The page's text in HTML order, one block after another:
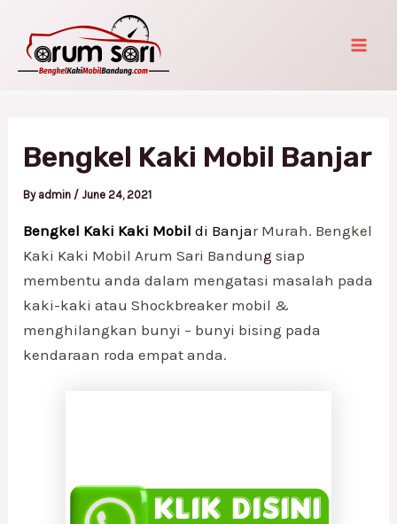
content
Bengkel Kaki Mobil Banjar
By admin /June 24, 2021
Bengkel Kaki Kaki Mobil di Banjar Murah. Bengkel
Kaki Kaki Mobil Arum Sari Bandung siap
membentu anda dalam mengatasi masalah pada
kaki-kaki atau Shockbreaker mobil &
menghilangkan bunyi – bunyi bising pada
kendaraan roda empat anda.
navigation